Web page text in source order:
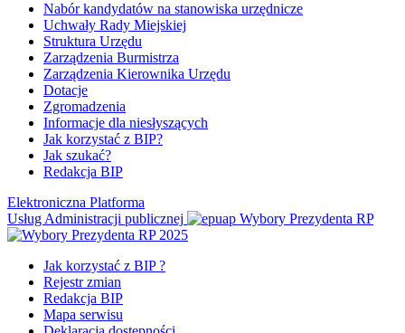
Nabór kandydatów na stanowiska urzędnicze
Uchwały Rady Miejskiej
Struktura Urzędu
Zarządzenia Burmistrza
Zarządzenia Kierownika Urzędu
Dotacje
Zgromadzenia
Informacje dla niesłyszących
Jak korzystać z BIP?
Jak szukać?
Redakcja BIP
Elektroniczna Platforma
Usług Administracji publicznej
Wybory Prezydenta RP
Jak korzystać z BIP ?
Rejestr zmian
Redakcja BIP
Mapa serwisu